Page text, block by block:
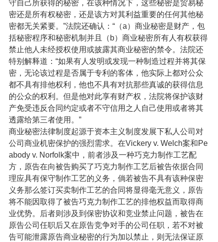
守自己所获得的秘密，在该种情况下，这些秘密是贸易秘
密还是所有权秘密，还是该方对其利益重要的任何其他秘
密都无关紧要。”法院还确认：“（a）商业秘密是财产，包
括秘密程序和秘密机制并且（b）商业秘密所有人有权获得
禁止他人未经授权使用或披露其商业秘密的禁令。法院还
特别解释道：“如果有人发明或发现一种制造过程并将其保
密，无论该过程是否属于专利的客体，他实际上都对公众
都不具有排他权利，他也不具有对抗那些真诚的获得信息
的公众的权利。但是他对此享有财产权，法院将保护该财
产免受违反合同约定或者不守信用之人自己使用或者将其
透露给第三者使用。”
商业秘密法律制度起源于资本主义制度发展下私人公司对
公司商业机密保护的强烈需求。在Vickery v. Welch案和Pe
abody v. Norfolk案中，前者涉及一种巧克力制作工艺配
方，原告在向被告购买了巧克力制作工艺后被告依据合同
理应具有保守制作工艺的义务，倘若被告不具有该种保密
义务那么签订买卖制作工艺的合同将显得毫无意义，原告
将不能因取得了被告巧克力制作工艺的排他权益而取得商
业优势。后者则涉及到保密协议和竞业禁止问题，被告在
原告公司任职后又在原告竞争对手的公司任职，若不对被
告可能泄露原告商业秘密的行为加以禁止，则无法保证原